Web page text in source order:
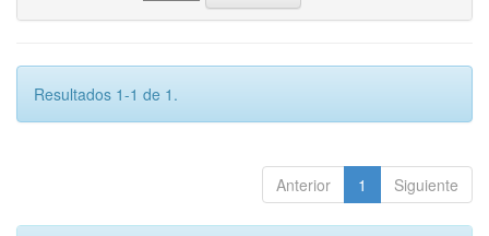
Resultados 1-1 de 1.
Anterior 1 Siguiente